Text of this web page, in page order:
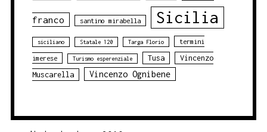
franco santino mirabella Sicilia
siciliano Statale 120 Targa Florio termini
imerese Turismo esperenziale Tusa
Vincenzo
Muscarella
Vincenzo Ognibene